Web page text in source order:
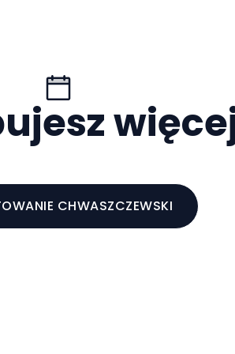
CHWASZCZEWSKI